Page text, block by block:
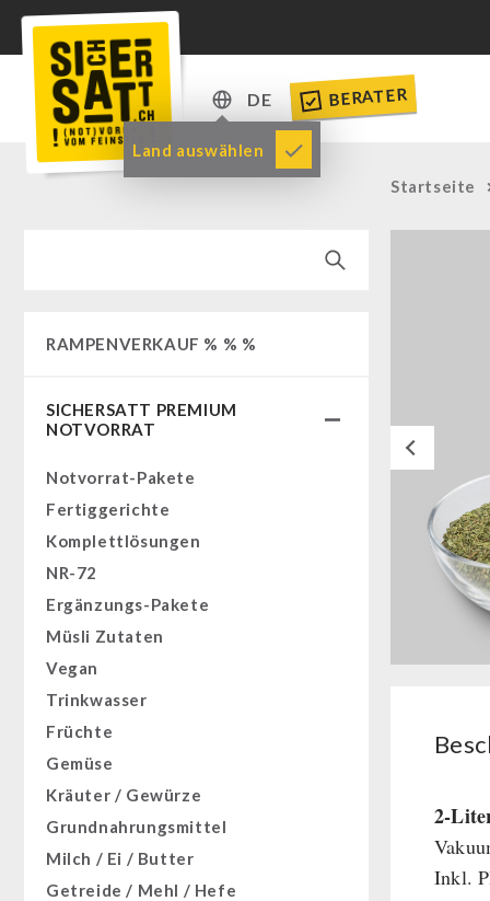
DE
DE
EN
Land auswählen
BERATER
RAMPENVERKAUF % % %
SICHERSATT PREMIUM
NOTVORRAT
Notvorrat-Pakete
Fertiggerichte
Komplettlösungen
NR-72
Ergänzungs-Pakete
Müsli Zutaten
Vegan
Trinkwasser
Früchte
Gemüse
Kräuter / Gewürze
Grundnahrungsmittel
Milch / Ei / Butter
Getreide / Mehl / Hefe
Startseite
2-
Inkl.